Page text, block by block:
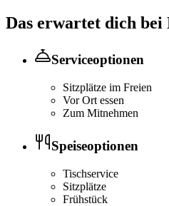
Das erwartet dich bei
Serviceoptionen
Sitzplätze im Freien
Vor Ort essen
Zum Mitnehmen
Speiseoptionen
Tischservice
Sitzplätze
Frühstück